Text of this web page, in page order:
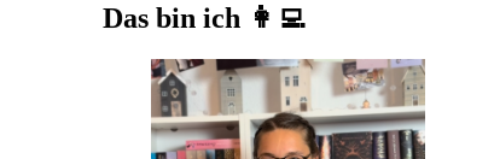
Das bin ich 👩‍💻